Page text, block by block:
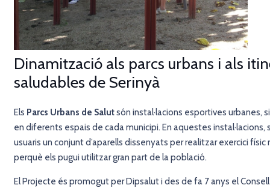
Dinamització als parcs urbans i als
saludables de Serinyà
Els Parcs Urbans de Salutsón instal·lacions esportives urbanes,
en diferents espais de cada municipi. En aquestes instal·lacions,
usuaris un conjunt d’aparells dissenyats per realitzar exercici
perquè els pugui utilitzar gran part de la població.
El Projecte és promogut per Dipsalut i des de fa 7 anys el